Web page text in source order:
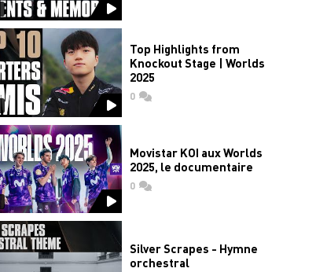
Top Highlights from
Knockout Stage | Worlds
2025
0commentaires
Movistar KOI aux Worlds
2025, le documentaire
0commentaires
Silver Scrapes - Hymne
orchestral